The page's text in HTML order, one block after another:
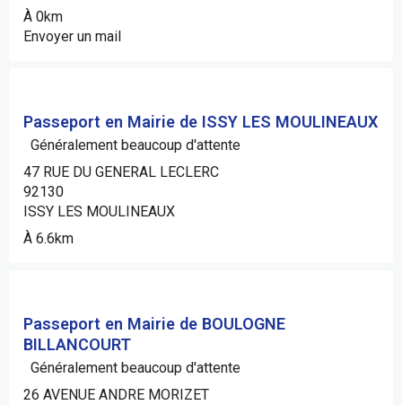
À 0km
Envoyer un mail
Passeport en Mairie de ISSY LES MOULINEAUX
Généralement beaucoup d'attente
47 RUE DU GENERAL LECLERC
92130
ISSY LES MOULINEAUX
À 6.6km
Passeport en Mairie de BOULOGNE
BILLANCOURT
Généralement beaucoup d'attente
26 AVENUE ANDRE MORIZET